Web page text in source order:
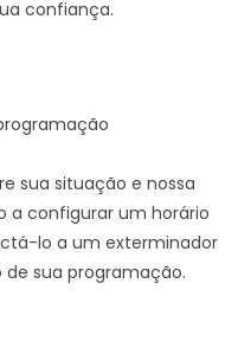
confiança.
sua situação e nossa
a configurar um horário
lo a um exterminador
sua programação.